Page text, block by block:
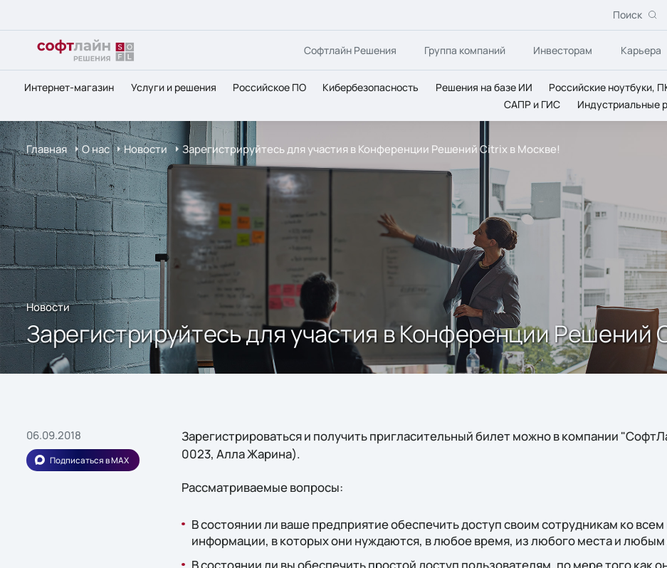
Поиск
Софтлайн Решения Группа компаний Инвесторам Карьера
Интернет-магазин Услуги и решения Российское ПО Кибербезопасность Решения на базе ИИ Российские ноутбуки,
САПР и ГИС
Индустриальные
Главная О нас Новости Зарегистрируйтесь для участия в Конференции Решений Citrix в Москве!
Новости
Зарегистрируйтесь для участия в Конференции Решений
06.09.2018
Подписаться в MAX
Зарегистрироваться и получить пригласительный билет можно в компании
0023, Алла Жарина).
Рассматриваемые вопросы:
В состоянии ли ваше предприятие обеспечить доступ своим сотрудникам ко
информации, в которых они нуждаются, в любое время, из любого места и